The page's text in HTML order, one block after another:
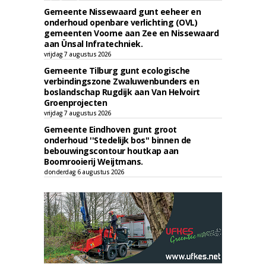
Gemeente Nissewaard gunt eeheer en
onderhoud openbare verlichting (OVL)
gemeenten Voorne aan Zee en Nissewaard
aan Ünsal Infratechniek.
vrijdag 7 augustus 2026
Gemeente Tilburg gunt ecologische
verbindingszone Zwaluwenbunders en
boslandschap Rugdijk aan Van Helvoirt
Groenprojecten
vrijdag 7 augustus 2026
Gemeente Eindhoven gunt groot
onderhoud ''Stedelijk bos'' binnen de
bebouwingscontour houtkap aan
Boomrooierij Weijtmans.
donderdag 6 augustus 2026